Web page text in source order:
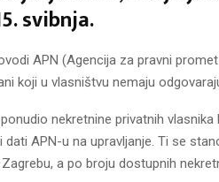
svibnja.
APN (Agencija za pravni
koji u vlasništvu nemaju
nekretnine privatnih
dati APN-u na upravljanje. Ti se
a po broju dostupnih